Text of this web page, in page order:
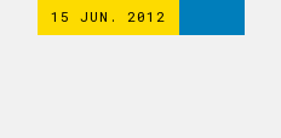
15 JUN. 2012